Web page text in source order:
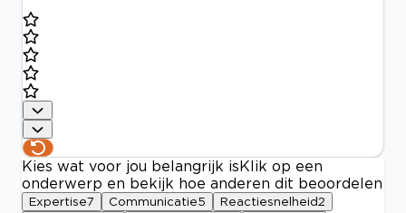
Kies wat voor jou belangrijk is Klik op een
onderwerp en bekijk hoe anderen dit beoordelen
Expertise7 Communicatie5 Reactiesnelheid2